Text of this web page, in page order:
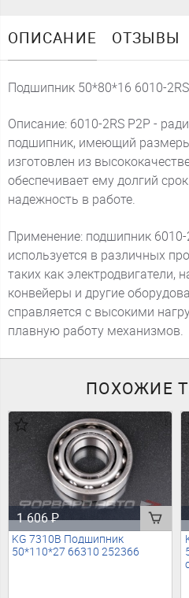
ОПИСАНИЕ ОТЗЫВЫ
Подшипник 50*80*16 6010-
Описание: 6010-2RS P2P -
подшипник, имеющий
изготовлен из
обеспечивает ему долгий
надежность в работе.
Применение: подшипник
используется в различных
таких как электродвигатели,
конвейеры и другие
справляется с высокими
плавную работу механизмов.
ПОХОЖИЕ
1 606₽
KG 7310B Подшипник
50*110*27 66310 252366